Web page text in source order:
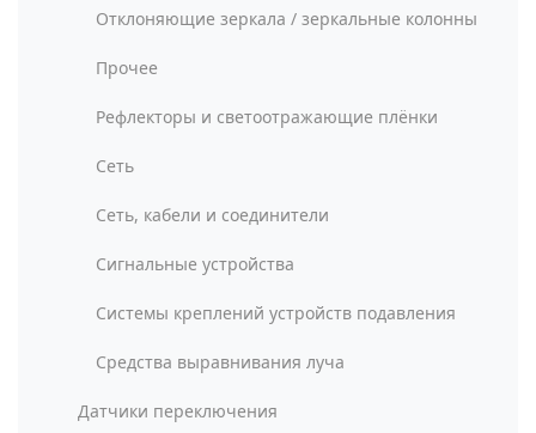
Отклоняющие зеркала / зеркальные колонны
Прочее
Рефлекторы и светоотражающие плёнки
Сеть
Сеть, кабели и соединители
Сигнальные устройства
Системы креплений устройств подавления
Средства выравнивания луча
Датчики переключения